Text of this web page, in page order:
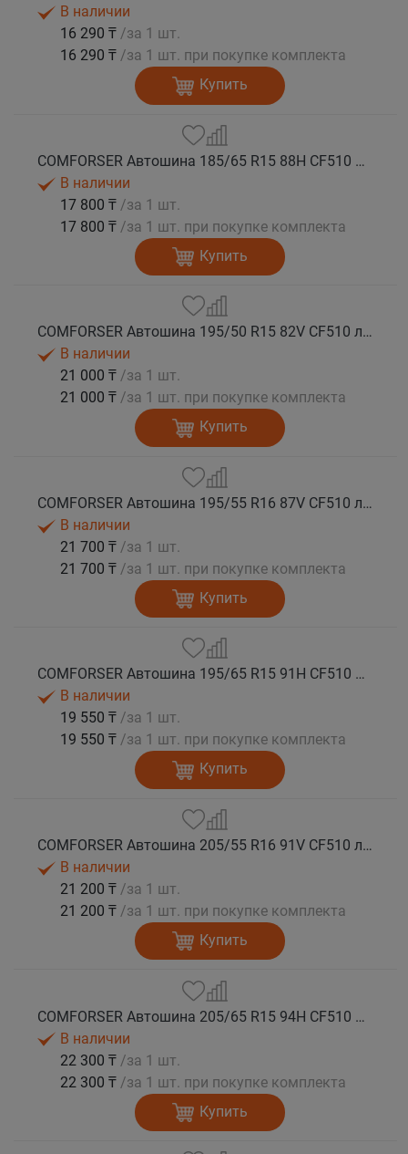
В наличии
16 290 ₸ /за 1 шт.
16 290 ₸ /за 1 шт. при покупке комплекта
Купить
COMFORSER Автошина 185/65 R15 88H CF510 лето
В наличии
17 800 ₸ /за 1 шт.
17 800 ₸ /за 1 шт. при покупке комплекта
Купить
COMFORSER Автошина 195/50 R15 82V CF510 лето
В наличии
21 000 ₸ /за 1 шт.
21 000 ₸ /за 1 шт. при покупке комплекта
Купить
COMFORSER Автошина 195/55 R16 87V CF510 лето
В наличии
21 700 ₸ /за 1 шт.
21 700 ₸ /за 1 шт. при покупке комплекта
Купить
COMFORSER Автошина 195/65 R15 91H CF510 лето
В наличии
19 550 ₸ /за 1 шт.
19 550 ₸ /за 1 шт. при покупке комплекта
Купить
COMFORSER Автошина 205/55 R16 91V CF510 лето
В наличии
21 200 ₸ /за 1 шт.
21 200 ₸ /за 1 шт. при покупке комплекта
Купить
COMFORSER Автошина 205/65 R15 94H CF510 лето
В наличии
22 300 ₸ /за 1 шт.
22 300 ₸ /за 1 шт. при покупке комплекта
Купить